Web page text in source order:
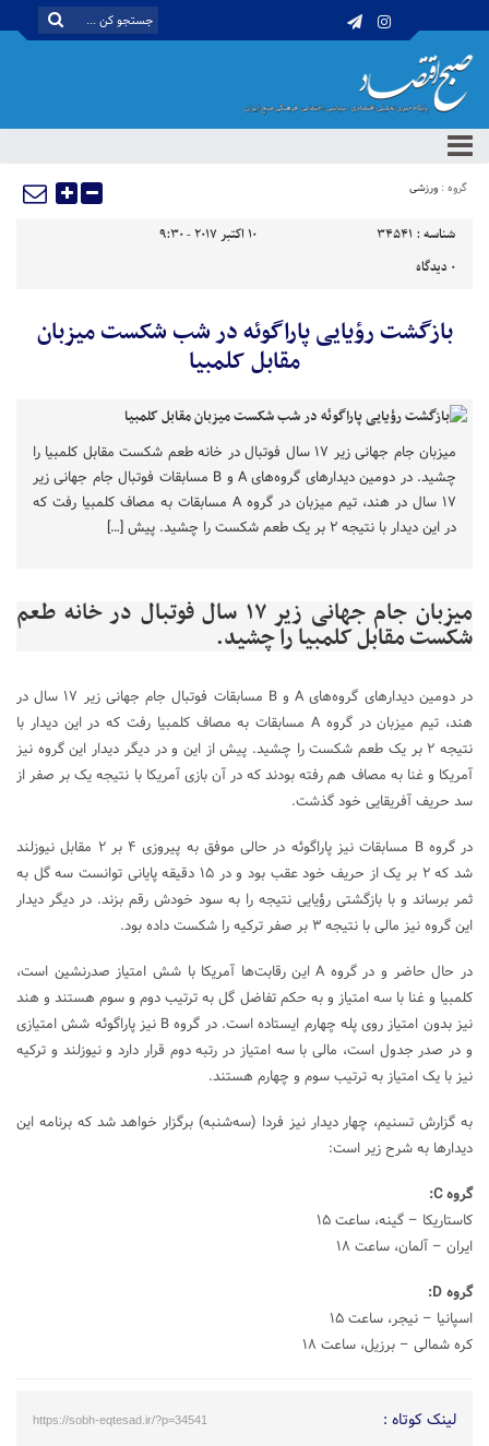
گروه : ورزشی
شناسه : 34541
10 اکتبر 2017 - 9:30
0 دیدگاه
بازگشت رؤیایی پاراگوئه در شب شکست میزبان
مقابل کلمبیا
میزبان جام جهانی زیر ۱۷ سال فوتبال در خانه طعم شکست مقابل کلمبیا را
چشید. در دومین دیدارهای گروه‌های A و B مسابقات فوتبال جام جهانی زیر
۱۷ سال در هند، تیم میزبان در گروه A مسابقات به مصاف کلمبیا رفت که
در این دیدار با نتیجه ۲ بر یک طعم شکست را چشید. پیش […]
میزبان جام جهانی زیر ۱۷ سال فوتبال در خانه طعم
شکست مقابل کلمبیا را چشید.
در دومین دیدارهای گروه‌های A و B مسابقات فوتبال جام جهانی زیر ۱۷ سال در
هند، تیم میزبان در گروه A مسابقات به مصاف کلمبیا رفت که در این دیدار با
نتیجه ۲ بر یک طعم شکست را چشید. پیش از این و در دیگر دیدار این گروه نیز
آمریکا و غنا به مصاف هم رفته بودند که در آن بازی آمریکا با نتیجه یک بر صفر از
سد حریف آفریقایی خود گذشت.
در گروه B مسابقات نیز پاراگوئه در حالی موفق به پیروزی ۴ بر ۲ مقابل نیوزلند
شد که ۲ بر یک از حریف خود عقب بود و در ۱۵ دقیقه پایانی توانست سه گل به
ثمر برساند و با بازگشتی رؤیایی نتیجه را به سود خودش رقم بزند. در دیگر دیدار
این گروه نیز مالی با نتیجه ۳ بر صفر ترکیه را شکست داده بود.
در حال حاضر و در گروه A این رقابت‌ها آمریکا با شش امتیاز صدرنشین است،
کلمبیا و غنا با سه امتیاز و به حکم تفاضل گل به ترتیب دوم و سوم هستند و هند
نیز بدون امتیاز روی پله چهارم ایستاده است. در گروه B نیز پاراگوئه شش امتیازی
و در صدر جدول است، مالی با سه امتیاز در رتبه دوم قرار دارد و نیوزلند و ترکیه
نیز با یک امتیاز به ترتیب سوم و چهارم هستند.
به گزارش تسنیم، چهار دیدار نیز فردا (سه‌شنبه) برگزار خواهد شد که برنامه این
دیدارها به شرح زیر است:
گروه C:
کاستاریکا – گینه، ساعت ۱۵
ایران – آلمان، ساعت ۱۸
گروه D:
اسپانیا – نیجر، ساعت ۱۵
کره شمالی – برزیل، ساعت ۱۸
لینک کوتاه : https://sobh-eqtesad.ir/?p=34541